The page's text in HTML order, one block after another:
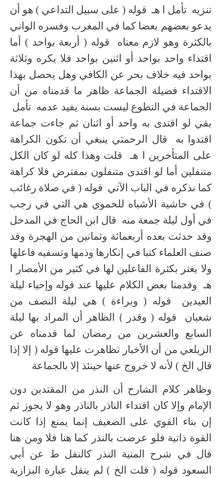
تنزيه تأمل ا هـ قوله ( على سبيل التداعي ) هو أن
يدعو بعضهم بعضا كما في المغرب وفسره الواني
بالكثرة وهو لازم معناه قوله ( أربعة بواحد ) أما
اقتداء واحد بواحد أو اثنين بواحد فلا يكره وثلاثة
بواحد فيه خلاف بحر عن الكافي وهل يحصل بهذا
الاقتداء فضيلة الجماعة ظاهر ما قدمناه من أن
الجماعة في التطوع ليست بسنة يفيد عدمه تأمل
بقي لو اقتدى به واحد أو اثنان ثم جاءت جماعة
اقتدوا به قال الرحمتي ينبغي أن تكون الكراهة
على المتأخرين ا هـ قلت وهذا كله لو كان الكل
متنفلين أما لو اقتدى متنفلون بمفترض فلا كراهة
كما نذكره في الباب الآتي قوله ( في صلاة رغائب
) في حاشية الأشباه للحموي هي التي في رجب
في أول ليلة جمعة منه قال ابن الحاج في المدخل
وقد حدثت بعده أربعمائة وثمانين من الهجرة وقد
صنف العلماء كتبا في إنكارها وذمها وتسفيه فاعلها
ولا يغتر بكثرة الفاعلين لها في كثير من الأمصار ا
هـ وقدمنا بعض الكلام عليها عند قوله وإحياء ليلة
العيدين قوله ( وبراءة ) هي ليلة النصف من
شعبان قوله ( وقدر ) الظاهر أن المراد بها ليلة
السابع والعشرين من رمضان لما قدمناه عن
الزيلعي من أن الأخبار تظاهرت عليها قوله ( إلا إذا
قال الخ ) لأنه لا خروج عنها حينئذ إلا بالجماعة
وظاهر كلام الشارح أن النذر من المقتدين دون
الإمام وإلا كان اقتداء الناذر بالناذر وهو لا يجوز ثم
إن بناء القوي على الضعيف إنما يمنع إذا كانت
القوة ذاتية فلو عرضت بالنذر كما هنا فلا ومن هنا
قال في شرح المنية النذر كالنفل ط عن أبي
السعود قوله ( قلت الخ ) لم ينقل عبارة البزازية